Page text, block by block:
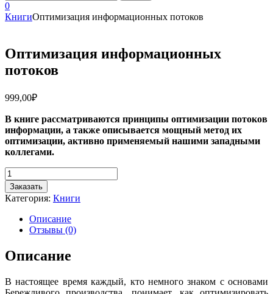
0
КнигиОптимизация информационных потоков
Оптимизация информационных
потоков
999,00₽
В книге рассматриваются принципы оптимизации потоков
информации, а также описывается мощный метод их
оптимизации, активно применяемый нашими западными
коллегами.
Количество
товара
Оптимизация
информационных
потоков
Заказать
Категория: Книги
Описание
Отзывы (0)
Описание
В настоящее время каждый, кто немного знаком с основами